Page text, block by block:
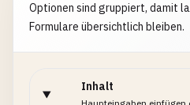
Optionen sind gruppiert, damit
Formulare übersichtlich bleiben.
Inhalt